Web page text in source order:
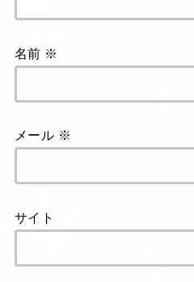
名前 ※
メール ※
サイト